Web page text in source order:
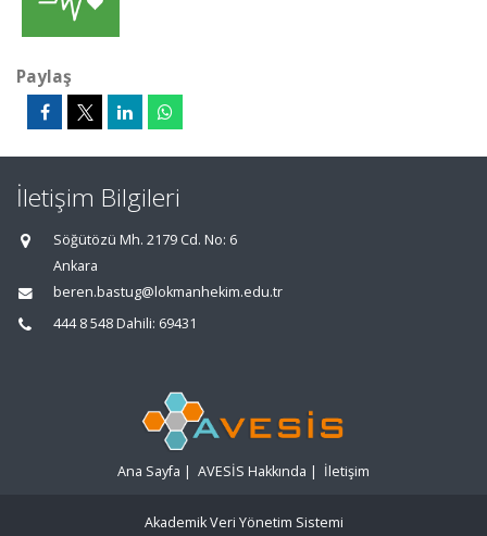
Paylaş
İletişim Bilgileri
Söğütözü Mh. 2179 Cd. No: 6
Ankara
beren.bastug@lokmanhekim.edu.tr
444 8 548 Dahili: 69431
Ana Sayfa | AVESİS Hakkında | İletişim
Akademik Veri Yönetim Sistemi